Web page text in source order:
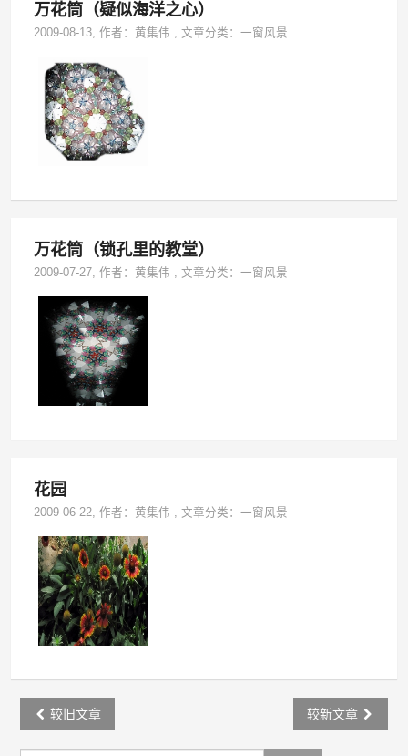
万花筒（疑似海洋之心）
2009-08-13, 作者：黄集伟 ,文章分类：一窗风景
万花筒（锁孔里的教堂）
2009-07-27, 作者：黄集伟 ,文章分类：一窗风景
花园
2009-06-22, 作者：黄集伟 ,文章分类：一窗风景
Post
navigation
较旧文章 较新文章